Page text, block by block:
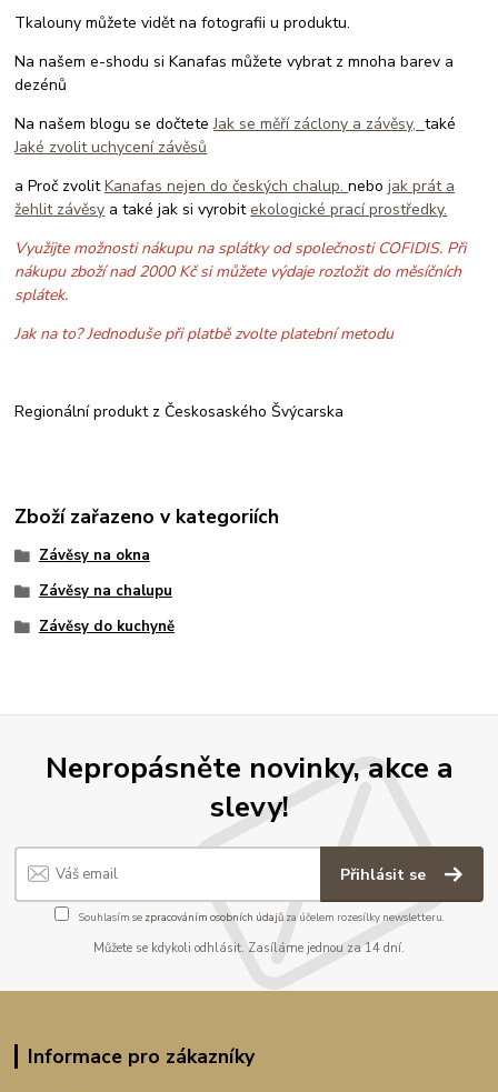
Tkalouny můžete vidět na fotografii u produktu.
Na našem e-shodu si Kanafas můžete vybrat z mnoha barev a
dezénů
Na našem blogu se dočteteJak se měří záclony a závěsy,také
Jaké zvolit uchycení závěsů
a Proč zvolitKanafas nejen do českých chalup.nebojak prát a
žehlit závěsy a také jak si vyrobitekologické prací prostředky.
Využijte možnosti nákupu na splátky od společnosti COFIDIS. Při
nákupu zboží nad 2000 Kč si můžete výdaje rozložit do měsíčních
splátek.
Jak na to? Jednoduše při platbě zvolte platební metodu
Regionální produkt z Českosaského Švýcarska
Zboží zařazeno v kategoriích
Závěsy na okna
Závěsy na chalupu
Závěsy do kuchyně
Nepropásněte novinky, akce a
slevy!
Přihlásit se
Souhlasím se zpracováním osobních údajůza účelem rozesílky newsletteru.
Můžete se kdykoli odhlásit. Zasíláme jednou za 14 dní.
Informace pro zákazníky